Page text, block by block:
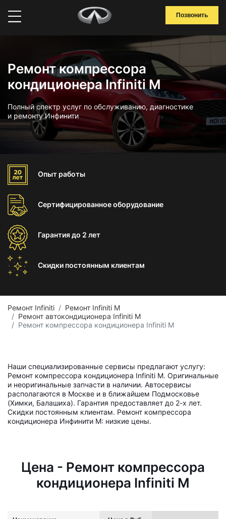
Позвонить
Ремонт компрессора
кондиционера Infiniti M
Полный спектр услуг по обслуживанию, диагностике
и ремонту Инфинити
Опыт работы
Сертифицированноеоборудование
Гарантиядо 2 лет
Скидки постоянным клиентам
Ремонт Infiniti
Ремонт Infiniti M
Ремонт автокондиционера Infiniti M
Ремонт компрессора кондиционера Infiniti M
Наши специализированные сервисы предлагают услугу:
Ремонт компрессора кондиционера Infiniti M. Оригинальные
и неоригинальные запчасти в наличии. Автосервисы
располагаются в Москве и в ближайшем Подмосковье
(Химки, Балашиха). Гарантия предоставляет до 2-х лет.
Скидки постоянным клиентам. Ремонт компрессора
кондиционера Инфинити M: низкие цены.
Цена - Ремонт компрессора
кондиционера Infiniti M